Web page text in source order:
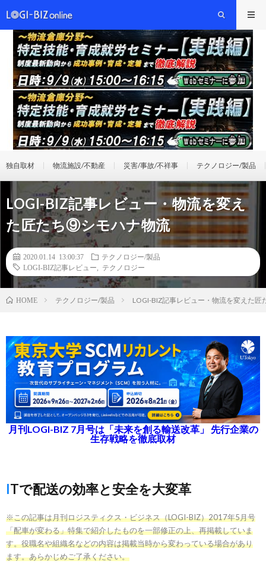
独自取材 物流施設/不動産 災害/事故/不祥事 テクノロジー/製品
LOGI-BIZ記事レビュー・物流を変え
た匠たち⑨シモハナ物流
2020.01.14 13:00:37
テクノロジー/製品
LOGI-BIZ記事レビュー
テクノロジー
HOME テクノロジー/製品 LOGI-BIZ記事レビュー・物流を変えた
月刊LOGI-BIZ 7月号は「未来を創る輸送改革」 先行企業の
生存戦略を徹底取材
ITで配送の効率と安全を大変革
※この記事は月刊ロジスティクス・ビジネス（LOGI-BIZ）2017年5月号
「配車が変わる」特集で紹介したものを一部修正の上、再掲載していま
す。役職名や組織名などの内容は掲載当時から変わっている場合があり
ます。あらかじめご了承ください。